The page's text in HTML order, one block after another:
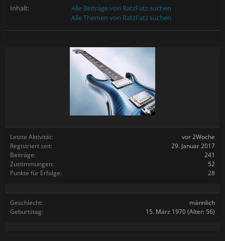
Letzte Aktivität:
vor 2Woche
Registriert seit:
29. Januar 2017
Beiträge:
241
Zustimmungen:
52
Punkte für Erfolge:
28
Geschlecht:
männlich
Geburtstag:
15. März 1970(Alter: 56)
Inhalt:
Alle Beiträge von RatzFatz suchen
Alle Themen von RatzFatz suchen